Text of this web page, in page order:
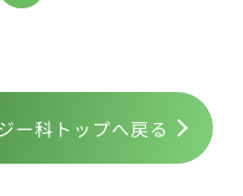
ー科トップへ戻る